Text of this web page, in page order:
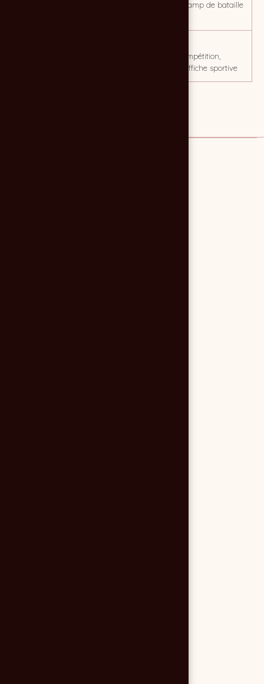
golf en un champ de bataille
sport, golf, compétition,
évenement, affiche sportive